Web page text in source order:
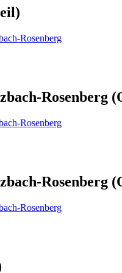
Rosenberg
Rosenberg
Rosenberg
Rosenberg
Rosenberg